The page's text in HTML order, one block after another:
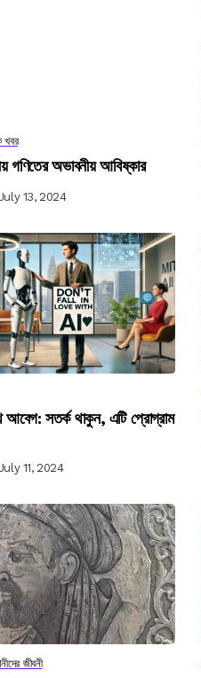
খবর
গণিতের অভাবনীয় আবিষ্কার
13, 2024
সতর্ক থাকুন, এটি প্রোগ্রাম
11, 2024
জীবনী